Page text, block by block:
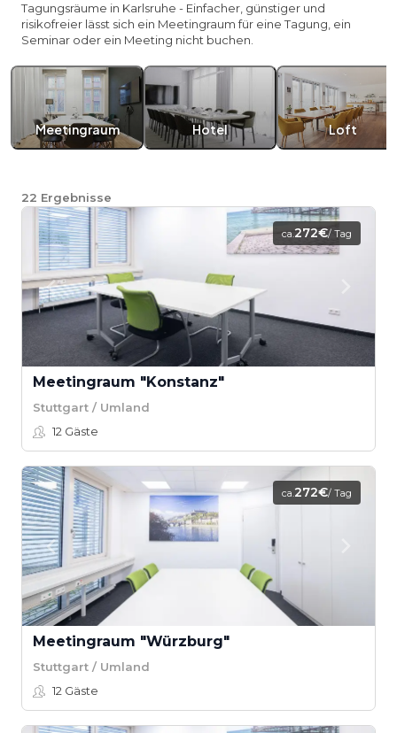
Tagungsräume in Karlsruhe - Einfacher, günstiger und
risikofreier lässt sich ein Meetingraum für eine Tagung, ein
Seminar oder ein Meeting nicht buchen.
Meetingraum Hotel Loft
22 Ergebnisse
ca.272€/ Tag
Meetingraum "Konstanz"
Stuttgart / Umland
12 Gäste
ca.272€/ Tag
Meetingraum "Würzburg"
Stuttgart / Umland
12 Gäste